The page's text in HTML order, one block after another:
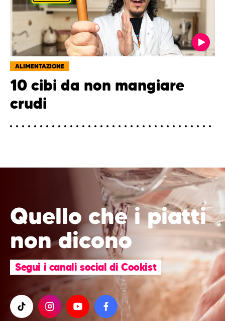
ALIMENTAZIONE
10 cibi da non mangiare
crudi
Quello che i piatti
non dicono
Segui i canali social di Cookist